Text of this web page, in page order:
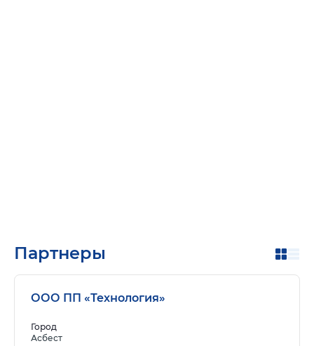
Партнеры
ООО ПП «Технология»
Город
Асбест